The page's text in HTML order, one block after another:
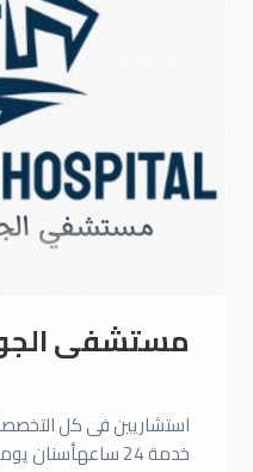
مستشفى
استشاريين فى كل
خدمة 24 ساعهأسنان يومياًمعمل تحاليل وأشعة